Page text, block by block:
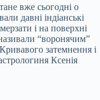
вже сьогодні о
давні індіанські
і на поверхні
“воронячим”
затемнення і
Ксенія